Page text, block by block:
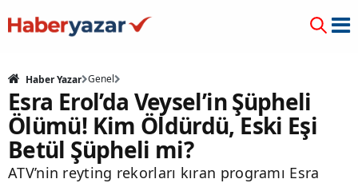
Haber Yazar Genel
Esra Erol’da Veysel’in Şüpheli
Ölümü! Kim Öldürdü, Eski Eşi
Betül Şüpheli mi?
ATV’nin reyting rekorları kıran programı Esra